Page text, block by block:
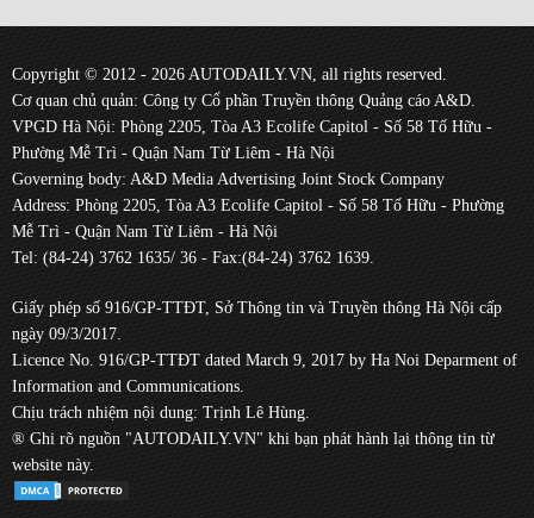
Copyright © 2012 - 2026 AUTODAILY.VN, all rights reserved.
Cơ quan chủ quản: Công ty Cổ phần Truyền thông Quảng cáo A&D.
VPGD Hà Nội: Phòng 2205, Tòa A3 Ecolife Capitol - Số 58 Tố Hữu -
Phường Mễ Trì - Quận Nam Từ Liêm - Hà Nội
Governing body: A&D Media Advertising Joint Stock Company
Address: Phòng 2205, Tòa A3 Ecolife Capitol - Số 58 Tố Hữu - Phường
Mễ Trì - Quận Nam Từ Liêm - Hà Nội
Tel: (84-24) 3762 1635/ 36 - Fax:(84-24) 3762 1639.
Giấy phép số 916/GP-TTĐT, Sở Thông tin và Truyền thông Hà Nội cấp
ngày 09/3/2017.
Licence No. 916/GP-TTĐT dated March 9, 2017 by Ha Noi Deparment of
Information and Communications.
Chịu trách nhiệm nội dung: Trịnh Lê Hùng.
® Ghi rõ nguồn "AUTODAILY.VN" khi bạn phát hành lại thông tin từ
website này.